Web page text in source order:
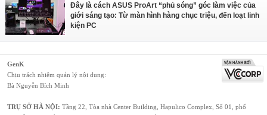
Đây là cách ASUS ProArt “phủ sóng” góc làm việc của
giới sáng tạo: Từ màn hình hàng chục triệu, đến loạt linh
kiện PC
GenK
Chịu trách nhiệm quản lý nội dung:
Bà Nguyễn Bích Minh
TRỤ SỞ HÀ NỘI: Tầng 22, Tòa nhà Center Building, Hapulico Complex, Số 01, phố